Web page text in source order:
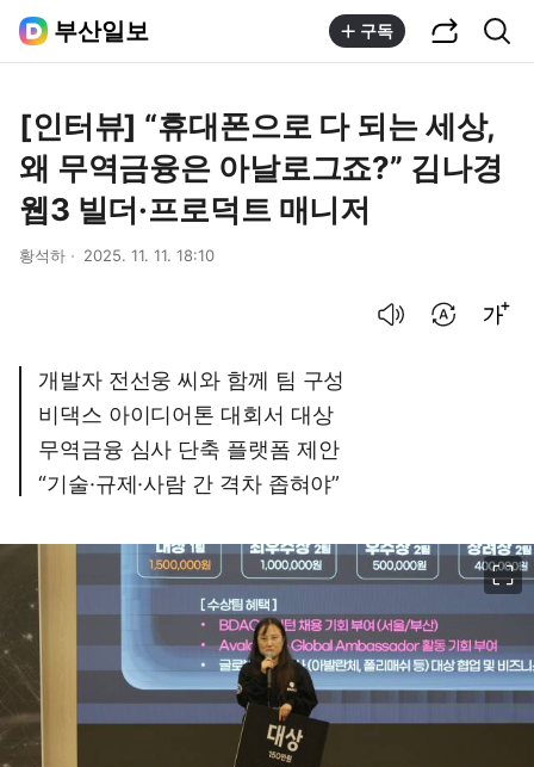
부산일보 구독
[인터뷰] “휴대폰으로 다 되는 세상,
왜 무역금융은 아날로그죠?” 김나경
웹3 빌더·프로덕트 매니저
황석하 2025. 11. 11. 18:10
개발자 전선웅 씨와 함께 팀 구성
비댁스 아이디어톤 대회서 대상
무역금융 심사 단축 플랫폼 제안
“기술·규제·사람 간 격차 좁혀야”